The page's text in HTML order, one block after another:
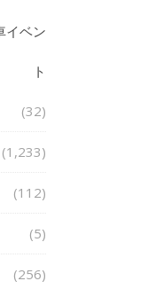
イベン
ト
(32)
(1,233)
(112)
(5)
(256)